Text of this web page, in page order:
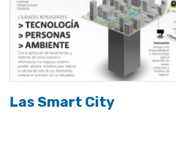
Las Smart City